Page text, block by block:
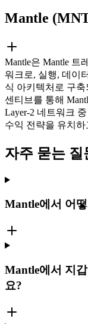
Mantle
Mantle은 Mantle 트
워크로, 실행, 데이
식 아키텍처로 구
센티브를 통해
Layer-2 네트워크
수익 전략을 유치
자주 묻는 질
Mantle에서 어
Mantle에서 지
요?